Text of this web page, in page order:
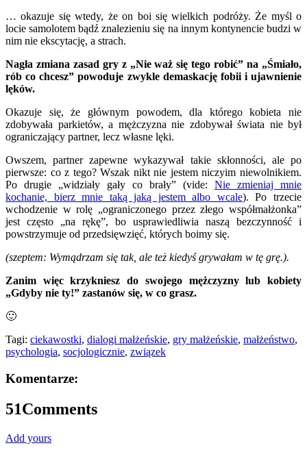
… okazuje się wtedy, że on boi się wielkich podróży. Że myśl o
locie samolotem bądź znalezieniu się na innym kontynencie budzi w
nim nie ekscytację, a strach.
Nagła zmiana zasad gry z „Nie waż się tego robić” na „Śmiało,
rób co chcesz” powoduje zwykle demaskację fobii i ujawnienie
lęków.
Okazuje się, że głównym powodem, dla którego kobieta nie
zdobywała parkietów, a mężczyzna nie zdobywał świata nie był
ograniczający partner, lecz własne lęki.
Owszem, partner zapewne wykazywał takie skłonności, ale po
pierwsze: co z tego? Wszak nikt nie jestem niczyim niewolnikiem.
Po drugie „widziały gały co brały” (vide: Nie zmieniaj mnie
kochanie, bierz mnie taką jaką jestem albo wcale). Po trzecie
wchodzenie w rolę „ograniczonego przez złego współmałżonka”
jest często „na rękę”, bo usprawiedliwia naszą bezczynność i
powstrzymuje od przedsięwzięć, których boimy się.
(szeptem: Wymądrzam się tak, ale też kiedyś grywałam w tę grę.).
Zanim więc krzykniesz do swojego mężczyzny lub kobiety
„Gdyby nie ty!” zastanów się, w co grasz.
🙂
Tagi: ciekawostki, dialogi małżeńskie, gry małżeńskie, małżeństwo,
psychologia, socjologicznie, związek
Komentarze:
51Comments
Add yours